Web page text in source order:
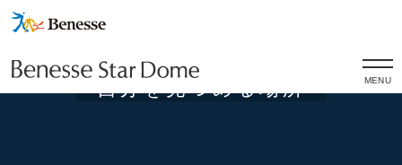
MENU
ここ は 宇
自分を見つめる場所